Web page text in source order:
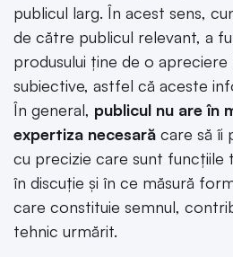
publicul larg. În acest sens,
de către publicul relevant, a
produsului ține de o
subiective, astfel că aceste
În general, publicul nu are în
expertiza necesară care să îi
cu precizie care sunt funcțiile
în discuție și în ce măsură
care constituie semnul,
tehnic urmărit.